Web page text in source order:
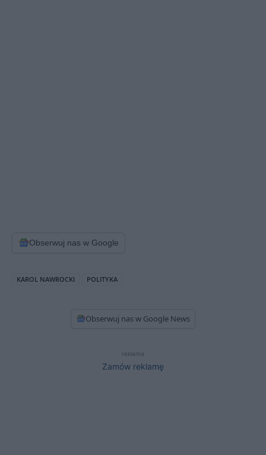
Obserwuj nas w Google
KAROL NAWROCKI POLITYKA
Obserwuj nas w Google News
reklama
Zamów reklamę